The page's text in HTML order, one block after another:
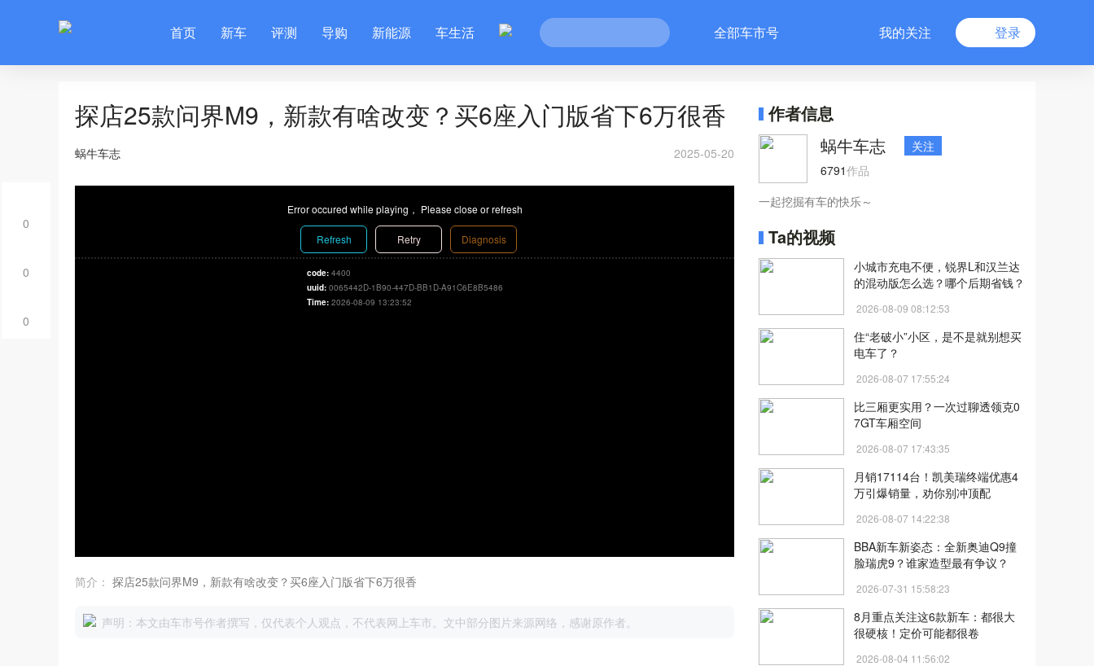
首页 新车 评测 导购 新能源 车生活 全部车市号 我的关注 登录
0
0
0
探店25款问界M9，新款有啥改变？买6座入门版省下6万很香
蜗牛车志 2025-05-20
Error occured while playing， Please close or refresh
Refresh Retry Diagnosis
code: 4400
uuid: 0065442D-1B90-447D-BB1D-A91C6E8B5486
Time: 2026-08-09 13:23:52
简介： 探店25款问界M9，新款有啥改变？买6座入门版省下6万很香
声明：本文由车市号作者撰写，仅代表个人观点，不代表网上车市。文中部分图片来源网络，感谢原作者。
作者信息
蜗牛车志
关注
6791作品
一起挖掘有车的快乐～
Ta的视频
小城市充电不便，锐界L和汉兰达
的混动版怎么选？哪个后期省钱？
2026-08-09 08:12:53
住“老破小”小区，是不是就别想买
电车了？
2026-08-07 17:55:24
比三厢更实用？一次过聊透领克0
7GT车厢空间
2026-08-07 17:43:35
月销17114台！凯美瑞终端优惠4
万引爆销量，劝你别冲顶配
2026-08-07 14:22:38
BBA新车新姿态：全新奥迪Q9撞
脸瑞虎9？谁家造型最有争议？
2026-07-31 15:58:23
8月重点关注这6款新车：都很大
很硬核！定价可能都很卷
2026-08-04 11:56:02